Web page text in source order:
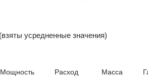
усредненные значения)
Мощность
Расход
Масса